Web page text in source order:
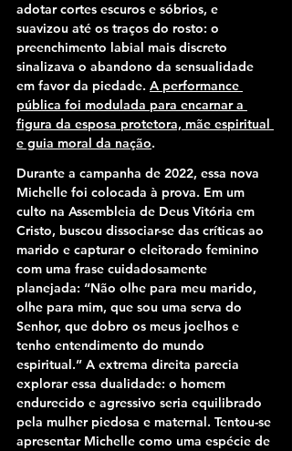
adotar cortes escuros e sóbrios, e
suavizou até os traços do rosto: o
preenchimento labial mais discreto
sinalizava o abandono da sensualidade
em favor da piedade. A performance
pública foi modulada para encarnar a
figura da esposa protetora, mãe espiritual
e guia moral da nação.
Durante a campanha de 2022, essa nova
Michelle foi colocada à prova. Em um
culto na Assembleia de Deus Vitória em
Cristo, buscou dissociar-se das críticas ao
marido e capturar o eleitorado feminino
com uma frase cuidadosamente
planejada: “Não olhe para meu marido,
olhe para mim, que sou uma serva do
Senhor, que dobro os meus joelhos e
tenho entendimento do mundo
espiritual.” A extrema direita parecia
explorar essa dualidade: o homem
endurecido e agressivo seria equilibrado
pela mulher piedosa e maternal. Tentou-se
apresentar Michelle como uma espécie de